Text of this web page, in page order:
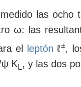
las ocho
ω: las
el
leptón ℓ±,
KL, y las dos